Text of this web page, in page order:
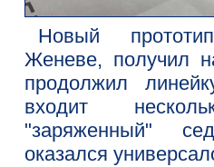
Новый
Женеве, получил
продолжил
входит
"заряженный"
оказался